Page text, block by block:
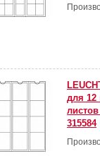
для 12
315584